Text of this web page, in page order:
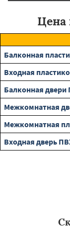
Цена
Балконная
Входная
Балконная двери
Межкомнатная
Межкомнатная
Входная дверь